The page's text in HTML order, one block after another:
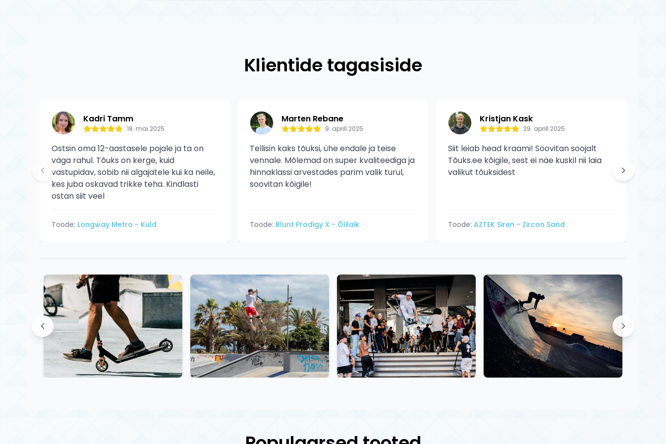
Klientide tagasiside
Kadri Tamm
18. mai 2025
Ostsin oma 12-aastasele pojale ja ta on
väga rahul. Tõuks on kerge, kuid
vastupidav, sobib nii algajatele kui ka neile,
kes juba oskavad trikke teha. Kindlasti
ostan siit veel
Toode: Longway Metro - Kuld
Marten Rebane
9. aprill 2025
Tellisin kaks tõuksi, ühe endale ja teise
vennale. Mõlemad on super kvaliteediga ja
hinnaklassi arvestades parim valik turul,
soovitan kõigile!
Toode: Blunt Prodigy X - Õlilaik
Kristjan Kask
29. aprill 2025
Siit leiab head kraami! Soovitan soojalt
Tõuks.ee kõigile, sest ei näe kuskil nii laia
valikut tõuksidest
Toode: AZTEK Siren - Zircon Sand